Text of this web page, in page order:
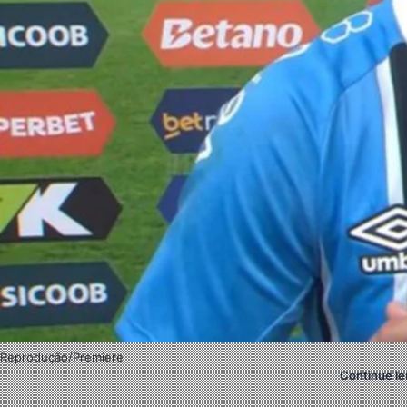
Reprodução/Premiere
Continue